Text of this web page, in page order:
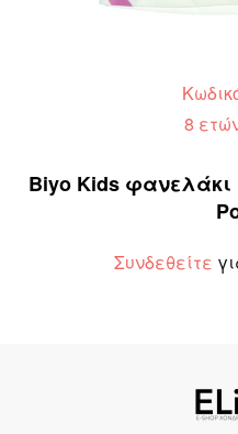
8
Biyo Kids
Συνδεθείτε